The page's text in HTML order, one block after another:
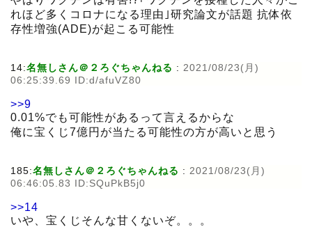
れほど多くコロナになる理由｣研究論文が話題 抗体依
存性増強(ADE)が起こる可能性
14:名無しさん＠２ろぐちゃんねる : 2021/08/23(月)
06:25:39.69 ID:d/afuVZ80
>>9
0.01%でも可能性があるって言えるからな
俺に宝くじ7億円が当たる可能性の方が高いと思う
185:名無しさん＠２ろぐちゃんねる : 2021/08/23(月)
06:46:05.83 ID:SQuPkB5j0
>>14
いや、宝くじそんな甘くないぞ。。。